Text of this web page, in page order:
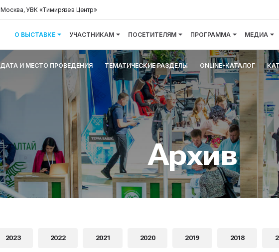
О ВЫСТАВКЕ УЧАСТНИКАМ ПОСЕТИТЕЛЯМ ПРОГРАММА МЕДИА
Москва, УВК «Тимирязев Центр»
ДАТА И МЕСТО ПРОВЕДЕНИЯ ТЕМАТИЧЕСКИЕ РАЗДЕЛЫ ONLINE-КАТАЛОГ
Архив
2023 2022 2021 2020 2019 2018